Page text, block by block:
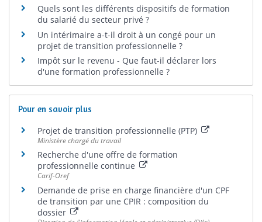
Quels sont les différents dispositifs de formation
du salarié du secteur privé ?
Un intérimaire a-t-il droit à un congé pour un
projet de transition professionnelle ?
Impôt sur le revenu - Que faut-il déclarer lors
d'une formation professionnelle ?
Pour en savoir plus
Projet de transition professionnelle (PTP)
Ministère chargé du travail
Recherche d'une offre de formation
professionnelle continue
Carif-Oref
Demande de prise en charge financière d'un CPF
de transition par une CPIR : composition du
dossier